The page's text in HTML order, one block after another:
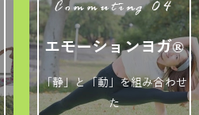
Commuting 04
エモーションヨガ®
「静」と「動」を組み合わせ
た